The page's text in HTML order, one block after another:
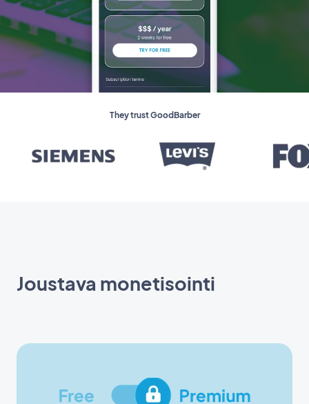
They trust GoodBarber
Joustava monetisointi